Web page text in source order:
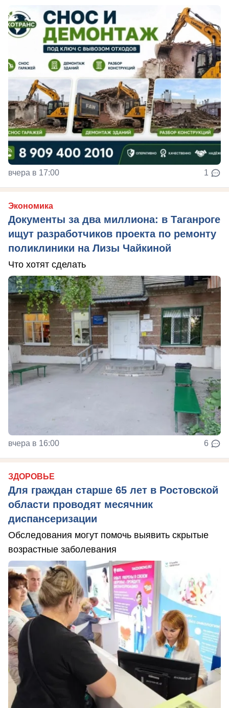
вчера в 17:00 1
Экономика
Документы за два миллиона: в Таганроге
ищут разработчиков проекта по ремонту
поликлиники на Лизы Чайкиной
Что хотят сделать
вчера в 16:00 6
ЗДОРОВЬЕ
Для граждан старше 65 лет в Ростовской
области проводят месячник
диспансеризации
Обследования могут помочь выявить скрытые
возрастные заболевания